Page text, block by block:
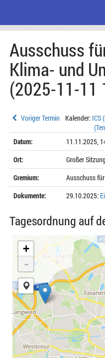
Seiteninhalt
Ausschuss
Klima- und
(2025-11-11
Voriger Termin Kalender: ICS
Datum:
11.11.2025,
Ort:
Großer
Gremium:
Ausschuss
Dokumente:
29.10.2025:
Tagesordnung auf
+
-